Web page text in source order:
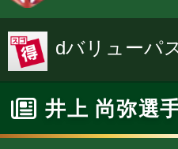
dバリューパ
井上 尚弥選